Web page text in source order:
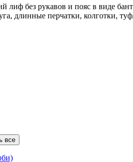
лиф без рукавов и пояс в виде
длинные перчатки, колготки,
все